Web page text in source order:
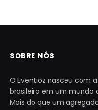
SOBRE NÓS
O Eventioz nasceu com
brasileiro em um mundo
Mais do que um